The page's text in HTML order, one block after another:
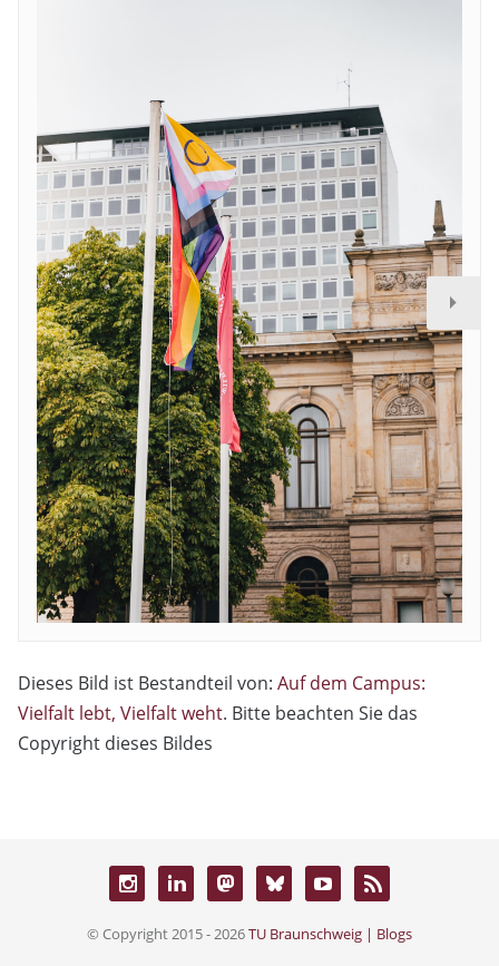
Dieses Bild ist Bestandteil von: Auf dem Campus:
Vielfalt lebt, Vielfalt weht. Bitte beachten Sie das
Copyright dieses Bildes
© Copyright 2015 - 2026TU Braunschweig | Blogs